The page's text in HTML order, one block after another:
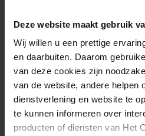
Deze website maakt gebruik
Wij willen u een prettige
en daarbuiten. Daarom
van deze cookies zijn
van de website, andere helpen
dienstverlening en website te
te kunnen informeren over
producten of diensten van Het
De cursus kost € 24 per
de volledige cursus van twee
kan viadeze pagina.
Drankjes zijn bij de prijs
jaar? Eventuele sprintkaarten
online bestelflow beschikbaar.
sprintkaarten
Prijzen zijn exclusief
u rolstoelplaatsen bestellen?